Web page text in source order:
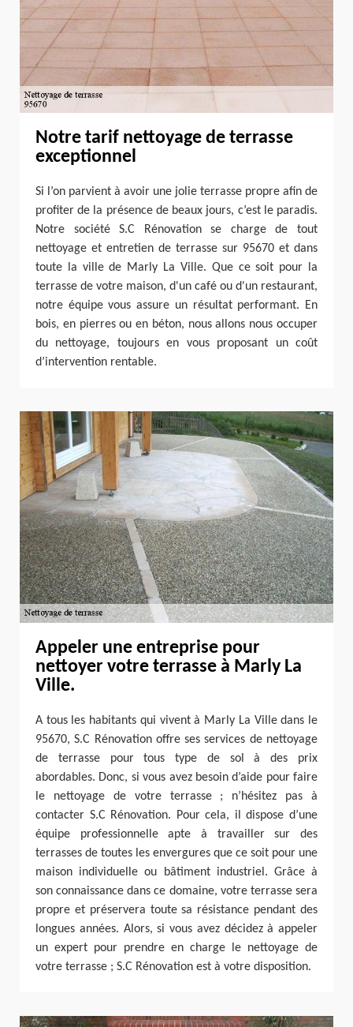
Notre tarif nettoyage de terrasse
exceptionnel
Si l’on parvient à avoir une jolie terrasse propre afin de
profiter de la présence de beaux jours, c’est le paradis.
Notre société S.C Rénovation se charge de tout
nettoyage et entretien de terrasse sur 95670 et dans
toute la ville de Marly La Ville. Que ce soit pour la
terrasse de votre maison, d'un café ou d'un restaurant,
notre équipe vous assure un résultat performant. En
bois, en pierres ou en béton, nous allons nous occuper
du nettoyage, toujours en vous proposant un coût
d’intervention rentable.
Appeler une entreprise pour
nettoyer votre terrasse à Marly La
Ville.
A tous les habitants qui vivent à Marly La Ville dans le
95670, S.C Rénovation offre ses services de nettoyage
de terrasse pour tous type de sol à des prix
abordables. Donc, si vous avez besoin d’aide pour faire
le nettoyage de votre terrasse ; n’hésitez pas à
contacter S.C Rénovation. Pour cela, il dispose d’une
équipe professionnelle apte à travailler sur des
terrasses de toutes les envergures que ce soit pour une
maison individuelle ou bâtiment industriel. Grâce à
son connaissance dans ce domaine, votre terrasse sera
propre et préservera toute sa résistance pendant des
longues années. Alors, si vous avez décidez à appeler
un expert pour prendre en charge le nettoyage de
votre terrasse ; S.C Rénovation est à votre disposition.